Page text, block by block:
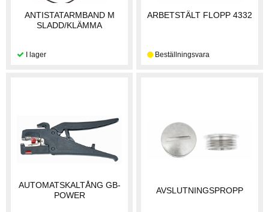
ANTISTATARMBAND M
SLADD/KLÄMMA
ARBETSTÄLT FLOPP 4332
AUTOMATSKALTÅNG GB-
POWER
AVSLUTNINGSPROPP